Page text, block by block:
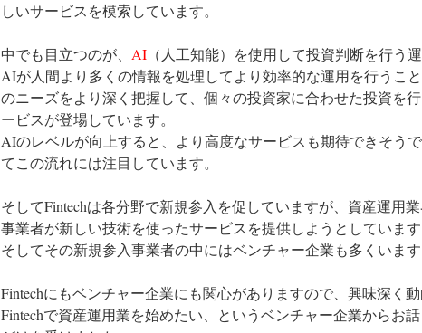
しいサービスを模索しています。
中でも目立つのが、 AI （人工知能）を使用して投資判断を行う運
AIが人間より多くの情報を処理してより効率的な運用を行うこ
のニーズをより深く把握して、個々の投資家に合わせた投資を
ービスが登場しています。
AIのレベルが向上すると、より高度なサービスも期待できそう
てこの流れには注目しています。
そしてFintechは各分野で新規参入を促していますが、資産運用
事業者が新しい技術を使ったサービスを提供しようとしています
そしてその新規参入事業者の中にはベンチャー企業も多くいます
Fintechにもベンチャー企業にも関心がありますので、興味深く
Fintechで資産運用業を始めたい、というベンチャー企業からお